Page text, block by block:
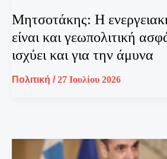
Μητσοτάκης: Η
είναι και γεωπολιτική
ισχύει και για την άμυνα
Πολιτική /27 Ιουλίου 2026